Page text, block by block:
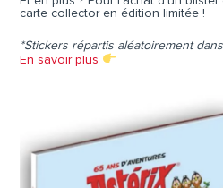
carte collector en édition limitée !
*Stickers répartis aléatoirement
En savoir plus